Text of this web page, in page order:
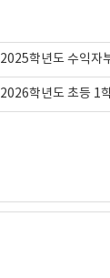
2025학년도 수익자
2026학년도 초등 1